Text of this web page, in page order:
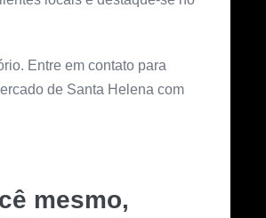
Entre em contato para
de Santa Helena com
mesmo,